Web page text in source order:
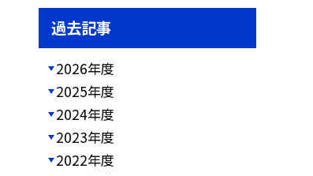
過去記事
2026年度
2025年度
2024年度
2023年度
2022年度